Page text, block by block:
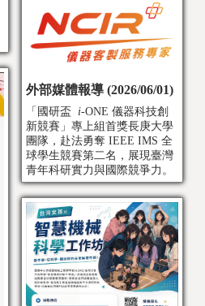
外部媒體報導 (2026/06/01)
「國研盃 i-ONE 儀器科技創
新競賽」專上組首獎長庚大學
團隊，赴法勇奪 IEEE IMS 全
球學生競賽第二名，展現臺灣
青年科研實力與國際競爭力。